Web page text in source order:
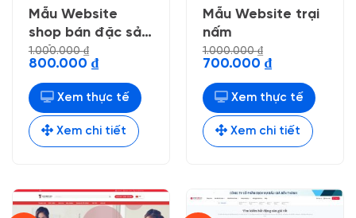
Mẫu Website
shop bán đặc sản
chả nem
1.000.000₫
Giá
là:
1.000.000 ₫.
800.000 ₫Giá
hiện
tại
là:
800.000 ₫.
Xem thực tế
Xem chi tiết
Mẫu Website trại
nấm
1.000.000₫
Giá
là:
1.000.000 ₫.
700.000 ₫Giá
hiện
tại
là:
700.000 ₫.
Xem thực tế
Xem chi tiết